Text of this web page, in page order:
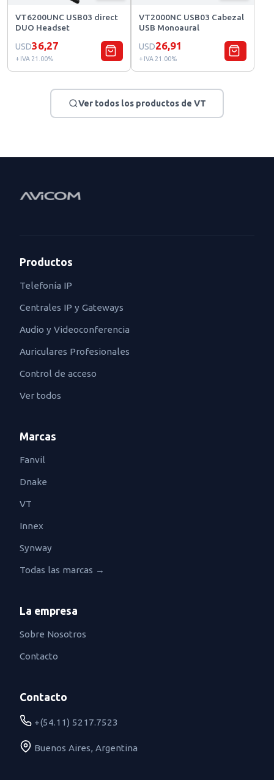
VT6200UNC USB03 direct
DUO Headset
USD36,27
+ IVA 21.00%
VT2000NC USB03 Cabezal
USB Monoaural
USD26,91
+ IVA 21.00%
Ver todos los productos de VT
Productos
Telefonía IP
Centrales IP y Gateways
Audio y Videoconferencia
Auriculares Profesionales
Control de acceso
Ver todos
Marcas
Fanvil
Dnake
VT
Innex
Synway
Todas las marcas →
La empresa
Sobre Nosotros
Contacto
Contacto
+(54.11) 5217.7523
Buenos Aires, Argentina